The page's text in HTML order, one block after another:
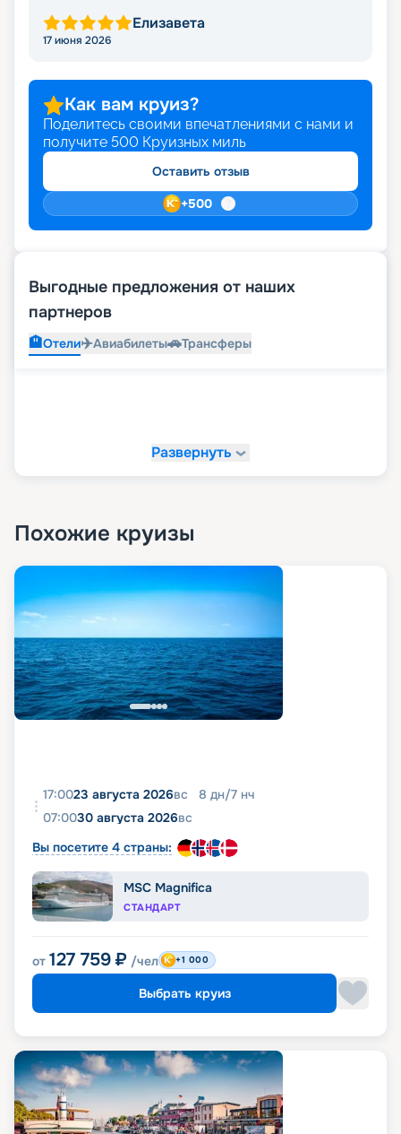
Елизавета
17 июня 2026
Как вам круиз?
Поделитесь своими впечатлениями с нами и
получите 500 Круизных миль
Оставить отзыв
+500
Выгодные предложения от наших
партнеров
🏨Отели✈️Авиабилеты🚗Трансферы
Развернуть
Похожие круизы
17:0023 августа 2026вс 8 дн/7 нч
07:0030 августа 2026вс
Вы посетите 4 страны:
MSC Magnifica
СТАНДАРТ
от 127 759 ₽ /чел +1 000
Выбрать круиз